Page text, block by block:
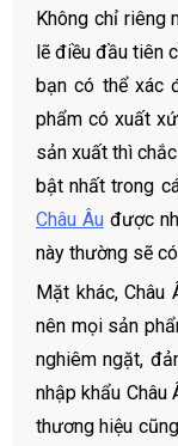
Không chỉ riêng
lẽ điều đầu tiên
bạn có thể xác
phẩm có xuất
sản xuất thì
bật nhất trong
Châu Âuđược
này thường sẽ
Mặt khác, Châu
nên mọi sản
nghiêm ngặt,
nhập khẩu
thương hiệu